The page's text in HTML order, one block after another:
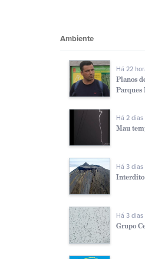
Ambiente
Há 22
Planos
Parques
Há 2 dias
Mau
Há 3 dias
Interdito
Há 3 dias
Grupo